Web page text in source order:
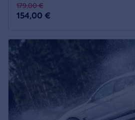
179,00 €
154,00 €